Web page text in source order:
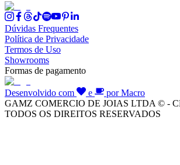
Dúvidas Frequentes
Política de Privacidade
Termos de Uso
Showrooms
Formas de pagamento
Desenvolvido com e
por Macro
GAMZ COMERCIO DE JOIAS LTDA © -
TODOS OS DIREITOS RESERVADOS